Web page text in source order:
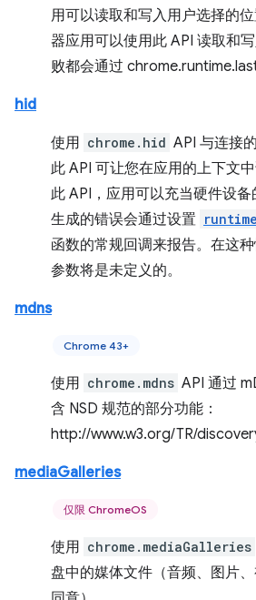
用可以读取和写入用户选择的
器应用可以使用此 API 读取和
败都会通过
hid
使用 chrome.hid API 与连接
此 API 可让您在应用的上下文
此 API，应用可以充当硬件设
生成的错误会通过设置
函数的常规回调来报告。在这
参数将是未定义的。
mdns
Chrome 43+
使用 chrome.mdns API 通过
含 NSD 规范的部分功能：
http://www.w3.org/TR/
mediaGalleries
仅限 ChromeOS
使用 chrome.mediaGalleries
盘中的媒体文件（音频、图片